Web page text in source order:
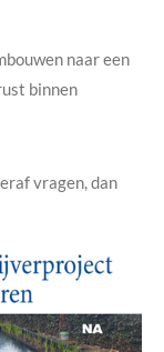
naar een
binnen
vragen, dan